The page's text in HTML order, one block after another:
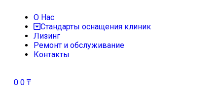
О Нас
Стандарты оснащения клиник
Лизинг
Ремонт и обслуживание
Контакты
0 0 ₸